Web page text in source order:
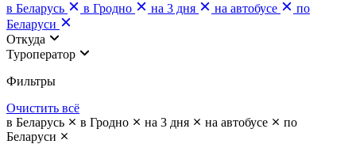
в Беларусь
в Гродно на 3 дня на автобусе
по
Беларуси
Откуда
Туроператор
Фильтры
Очистить всё
в Беларусь
в Гродно на 3 дня на автобусе
по
Беларуси